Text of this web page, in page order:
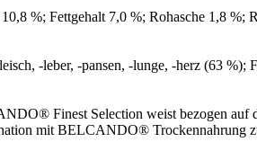
%; Fettgehalt 7,0 %; Rohasche 1,8 %;
-leber, -pansen, -lunge, -herz (63
Finest Selection weist bezogen auf
mit BELCANDO® Trockennahrung